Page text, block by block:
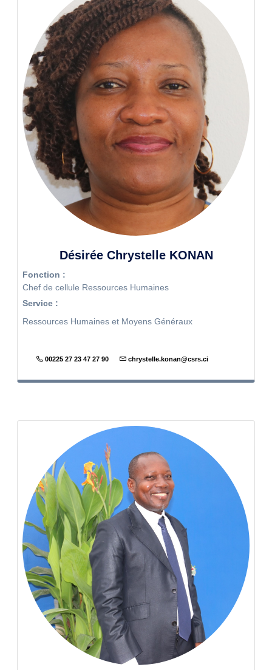
Désirée Chrystelle KONAN
Fonction :
Chef de cellule Ressources Humaines
Service :
Ressources Humaines et Moyens Généraux
00225 27 23 47 27 90 chrystelle.konan@csrs.ci